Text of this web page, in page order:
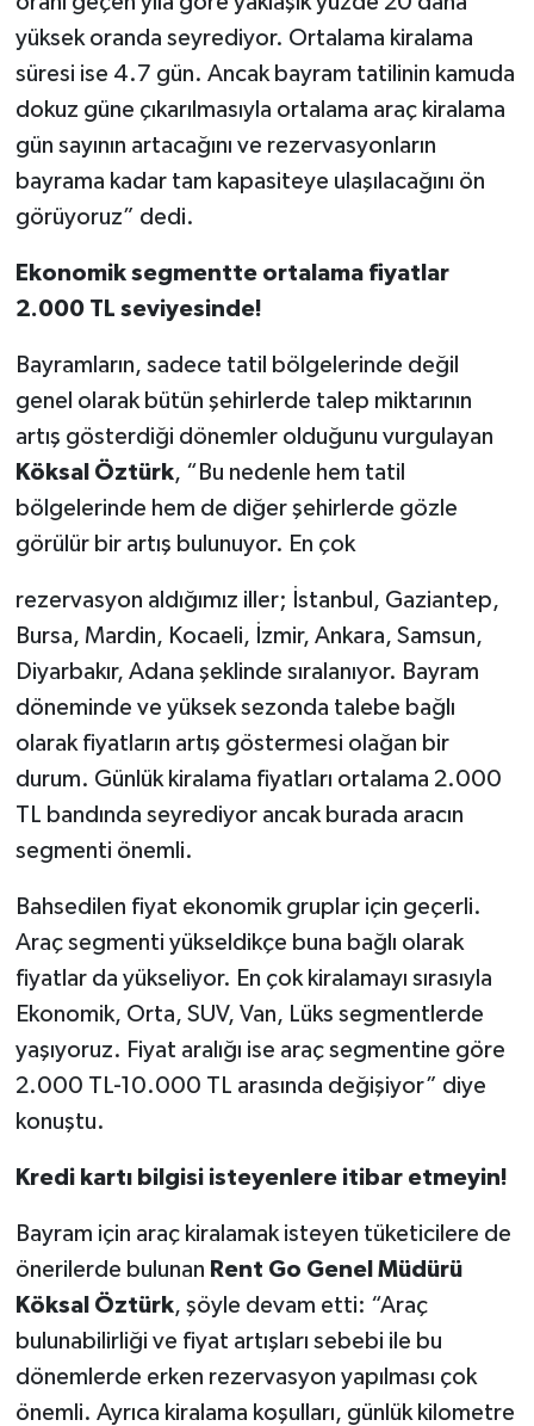
yüksek oranda seyrediyor. Ortalama kiralama
süresi ise 4.7 gün. Ancak bayram tatilinin kamuda
dokuz güne çıkarılmasıyla ortalama araç kiralama
gün sayının artacağını ve rezervasyonların
bayrama kadar tam kapasiteye ulaşılacağını ön
görüyoruz” dedi.
Ekonomik segmentte ortalama fiyatlar
2.000 TL seviyesinde!
Bayramların, sadece tatil bölgelerinde değil
genel olarak bütün şehirlerde talep miktarının
artış gösterdiği dönemler olduğunu vurgulayan
Köksal Öztürk, “Bu nedenle hem tatil
bölgelerinde hem de diğer şehirlerde gözle
görülür bir artış bulunuyor. En çok
rezervasyon aldığımız iller; İstanbul, Gaziantep,
Bursa, Mardin, Kocaeli, İzmir, Ankara, Samsun,
Diyarbakır, Adana şeklinde sıralanıyor. Bayram
döneminde ve yüksek sezonda talebe bağlı
olarak fiyatların artış göstermesi olağan bir
durum. Günlük kiralama fiyatları ortalama 2.000
TL bandında seyrediyor ancak burada aracın
segmenti önemli.
Bahsedilen fiyat ekonomik gruplar için geçerli.
Araç segmenti yükseldikçe buna bağlı olarak
fiyatlar da yükseliyor. En çok kiralamayı sırasıyla
Ekonomik, Orta, SUV, Van, Lüks segmentlerde
yaşıyoruz. Fiyat aralığı ise araç segmentine göre
2.000 TL-10.000 TL arasında değişiyor” diye
konuştu.
Kredi kartı bilgisi isteyenlere itibar etmeyin!
Bayram için araç kiralamak isteyen tüketicilere de
önerilerde bulunan Rent Go Genel Müdürü
Köksal Öztürk, şöyle devam etti: “Araç
bulunabilirliği ve fiyat artışları sebebi ile bu
dönemlerde erken rezervasyon yapılması çok
önemli. Ayrıca kiralama koşulları, günlük kilometre